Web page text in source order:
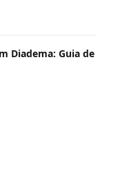
Diadema: Guia de